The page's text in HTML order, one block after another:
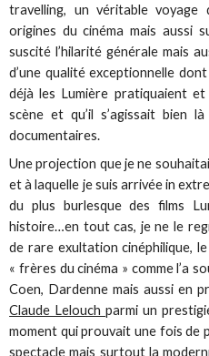
travelling, un véritable voyage
origines du cinéma mais aussi
suscité l’hilarité générale mais
d’une qualité exceptionnelle
déjà les Lumière pratiquaient
scène et qu’il s’agissait bien
documentaires.
Une projection que je ne
et à laquelle je suis arrivée in
du plus burlesque des films
histoire…en tout cas, je ne le
de rare exultation cinéphilique,
« frères du cinéma » comme l’a
Coen, Dardenne mais aussi en
Claude Lelouchparmi un
moment qui prouvait une fois de
spectacle mais surtout la